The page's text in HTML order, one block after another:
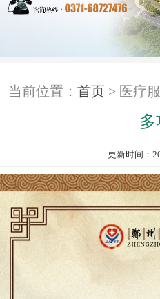
当前位置： 首页 > 医疗
更新时间：